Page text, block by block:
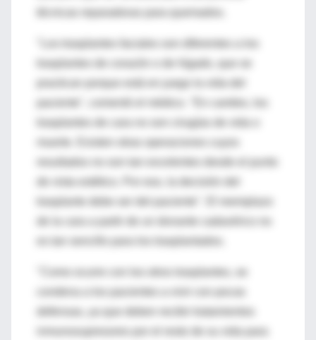
trasplantes de corazón o de hígado, que se
practican porque está en juego la vida del
trasplantes de cara no son cirugías de vida o
inmunosupresores por el resto de su vida para